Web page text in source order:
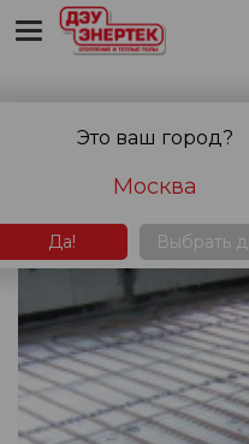
Статьи
Это ваш город?
Москва
Да! Выбрать